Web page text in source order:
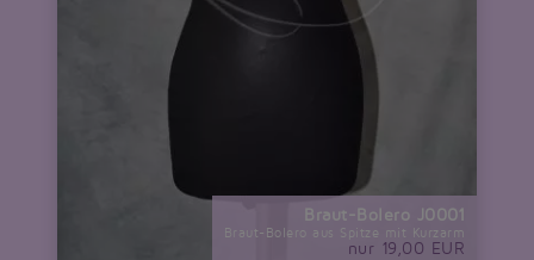
Braut-Bolero J0001
Braut-Bolero aus Spitze mit Kurzarm
nur 19,00 EUR